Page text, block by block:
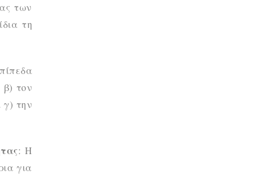
των
τη
β) τον
γ) την
: Η
για